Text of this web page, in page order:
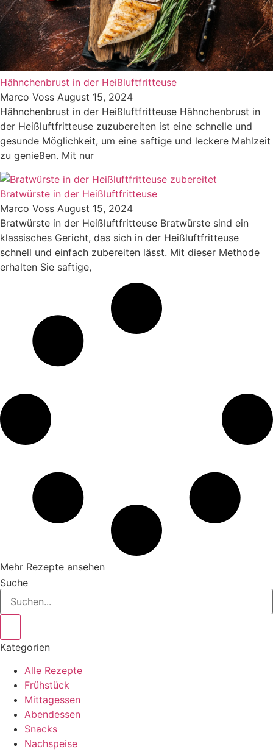
Hähnchenbrust in der Heißluftfritteuse
Marco Voss August 15, 2024
Hähnchenbrust in der Heißluftfritteuse Hähnchenbrust in
der Heißluftfritteuse zuzubereiten ist eine schnelle und
gesunde Möglichkeit, um eine saftige und leckere Mahlzeit
zu genießen. Mit nur
Bratwürste in der Heißluftfritteuse
Marco Voss August 15, 2024
Bratwürste in der Heißluftfritteuse Bratwürste sind ein
klassisches Gericht, das sich in der Heißluftfritteuse
schnell und einfach zubereiten lässt. Mit dieser Methode
erhalten Sie saftige,
Mehr Rezepte ansehen
Suche
Kategorien
Alle Rezepte
Frühstück
Mittagessen
Abendessen
Snacks
Nachspeise